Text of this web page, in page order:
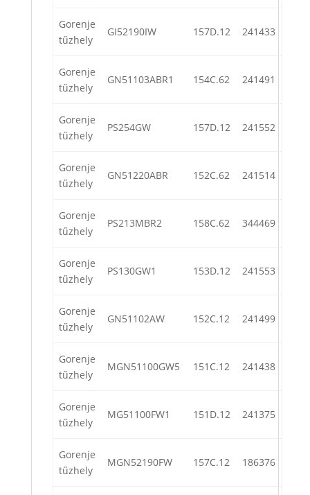
Gorenje
tűzhely
GI52190IW 157D.12 241433
Gorenje
tűzhely
GN51103ABR1 154C.62 241491
Gorenje
tűzhely
PS254GW 157D.12 241552
Gorenje
tűzhely
GN51220ABR 152C.62 241514
Gorenje
tűzhely
PS213MBR2 158C.62 344469
Gorenje
tűzhely
PS130GW1 153D.12 241553
Gorenje
tűzhely
GN51102AW 152C.12 241499
Gorenje
tűzhely
MGN51100GW5 151C.12 241438
Gorenje
tűzhely
MG51100FW1 151D.12 241375
Gorenje
tűzhely
MGN52190FW 157C.12 186376